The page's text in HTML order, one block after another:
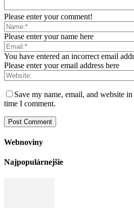
Please enter your comment!
Please enter your name here
You have entered an incorrect email
Please enter your email address here
Save my name, email, and website
time I comment.
Webnoviny
Najpopulárnejšie